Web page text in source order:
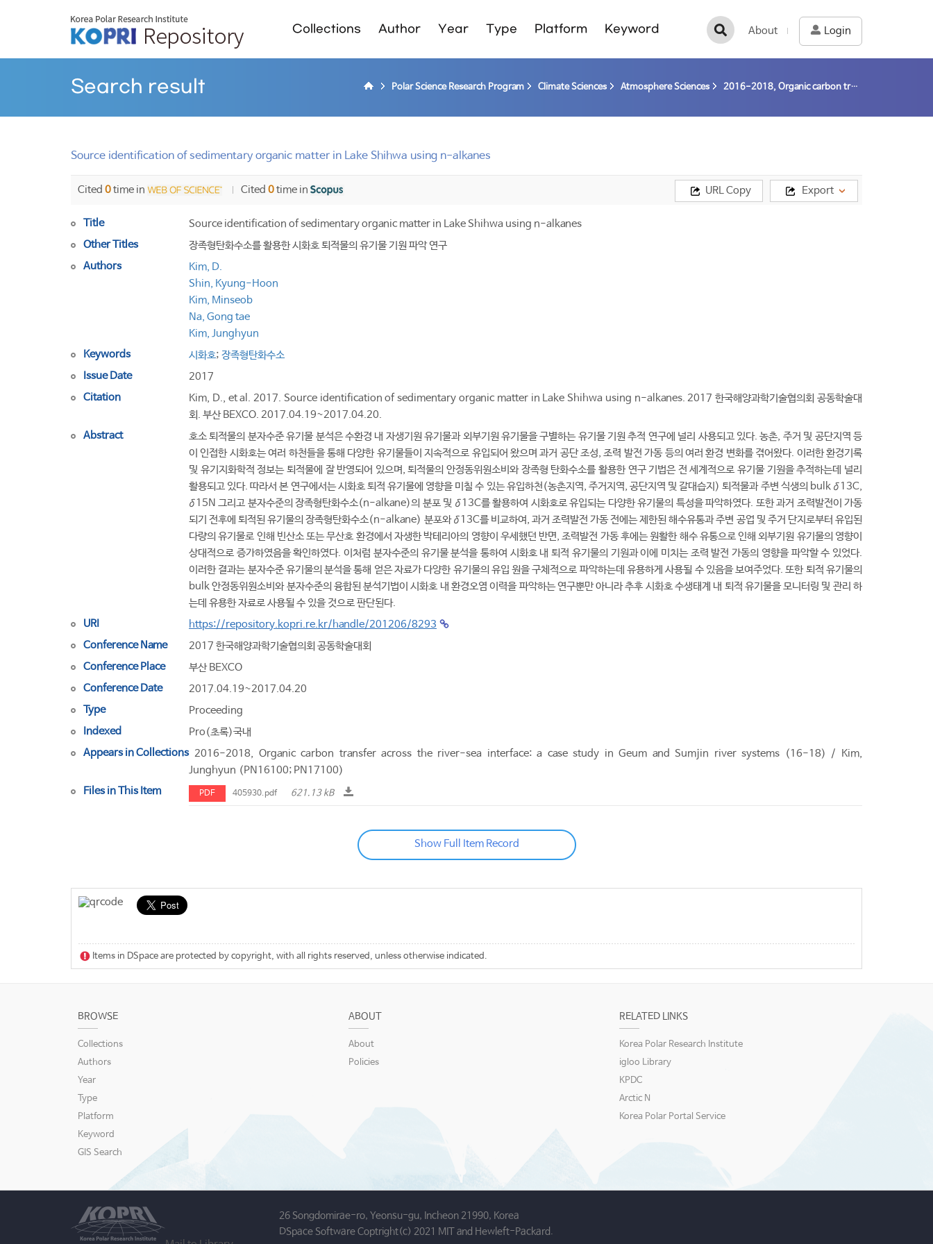
Collections Author Year Type Platform Keyword About Login
Search result Polar Science Research Program Climate Sciences Atmosphere Sciences 2016-2018, Organic carbon transfer across the river-sea interface: a case study in Geum and Sumjin river systems (16-18) / Kim, Junghyun
Source identification of sedimentary organic matter in Lake Shihwa using n-alkanes
Cited 0time in Cited 0time in Export
URL Copy
Title
Source identification of sedimentary organic matter in Lake Shihwa using n-alkanes
Other Titles
장족형탄화수소를 활용한 시화호 퇴적물의 유기물 기원 파악 연구
Authors
Kim, D.
Shin, Kyung-Hoon
Kim, Minseob
Na, Gong tae
Kim, Junghyun
Keywords
시화호; 장족형탄화수소
Issue Date
2017
Citation
Kim, D., et al. 2017. Source identification of sedimentary organic matter in Lake Shihwa using n-alkanes. 2017 한국해양과학기술협의회 공동학술대
회. 부산 BEXCO. 2017.04.19~2017.04.20.
Abstract
호소 퇴적물의 분자수준 유기물 분석은 수환경 내 자생기원 유기물과 외부기원 유기물을 구별하는 유기물 기원 추적 연구에 널리 사용되고 있다. 농촌, 주거 및 공단지역 등
이 인접한 시화호는 여러 하천들을 통해 다양한 유기물들이 지속적으로 유입되어 왔으며 과거 공단 조성, 조력 발전 가동 등의 여러 환경 변화를 겪어왔다. 이러한 환경기록
및 유기지화학적 정보는 퇴적물에 잘 반영되어 있으며, 퇴적물의 안정동위원소비와 장족형 탄화수소를 활용한 연구 기법은 전 세계적으로 유기물 기원을 추적하는데 널리
활용되고 있다. 따라서 본 연구에서는 시화호 퇴적 유기물에 영향을 미칠 수 있는 유입하천(농촌지역, 주거지역, 공단지역 및 갈대습지) 퇴적물과 주변 식생의 bulk δ13C,
δ15N 그리고 분자수준의 장족형탄화수소(n-alkane)의 분포 및 δ13C를 활용하여 시화호로 유입되는 다양한 유기물의 특성을 파악하였다. 또한 과거 조력발전이 가동
되기 전후에 퇴적된 유기물의 장족형탄화수소(n-alkane) 분포와 δ13C를 비교하여, 과거 조력발전 가동 전에는 제한된 해수유통과 주변 공업 및 주거 단지로부터 유입된
다량의 유기물로 인해 빈산소 또는 무산호 환경에서 자생한 박테리아의 영향이 우세했던 반면, 조력발전 가동 후에는 원활한 해수 유통으로 인해 외부기원 유기물의 영향이
상대적으로 증가하였음을 확인하였다. 이처럼 분자수준의 유기물 분석을 통하여 시화호 내 퇴적 유기물의 기원과 이에 미치는 조력 발전 가동의 영향을 파악할 수 있었다.
이러한 결과는 분자수준 유기물의 분석을 통해 얻은 자료가 다양한 유기물의 유입 원을 구체적으로 파악하는데 유용하게 사용될 수 있음을 보여주었다. 또한 퇴적 유기물의
bulk 안정동위원소비와 분자수준의 융합된 분석기법이 시화호 내 환경오염 이력을 파악하는 연구뿐만 아니라 추후 시화호 수생태계 내 퇴적 유기물을 모니터링 및 관리 하
는데 유용한 자료로 사용될 수 있을 것으로 판단된다.
URI
https://repository.kopri.re.kr/handle/201206/8293
Conference Name
2017 한국해양과학기술협의회 공동학술대회
Conference Place
부산 BEXCO
Conference Date
2017.04.19~2017.04.20
Type
Proceeding
Indexed
Pro(초록)국내
Appears in Collections 2016-2018, Organic carbon transfer across the river-sea interface: a case study in Geum and Sumjin river systems (16-18) / Kim,
Junghyun (PN16100; PN17100)
Files in This Item
PDF 405930.pdf 621.13 kB
Show Full Item Record
Items in DSpace are protected by copyright, with all rights reserved, unless otherwise indicated.
BROWSE
Collections
Authors
Year
Type
Platform
Keyword
GIS Search
ABOUT
About
Policies
RELATED LINKS
Korea Polar Research Institute
igloo Library
KPDC
Arctic N
Korea Polar Portal Service
26 Songdomirae-ro, Yeonsu-gu, Incheon 21990, Korea
DSpace Software Coptright(c) 2021 MIT and Hewleft-Packard.